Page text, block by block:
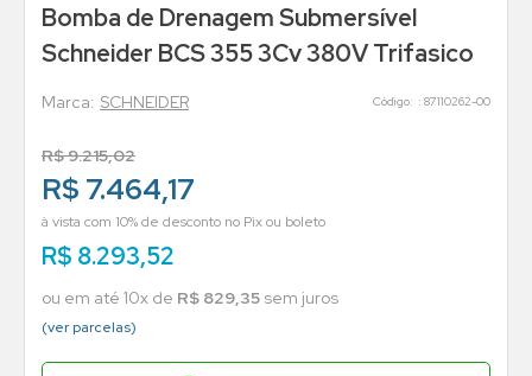
Bomba de Drenagem Submersível
Schneider BCS 355 3Cv 380V Trifasico
SCHNEIDER : 87110262-00
R$9.215,02
R$ 7.464,17
à vista com 10% de desconto no Pix ou boleto
R$ 8.293,52
ou em até 10x de R$ 829,35 sem juros
(ver parcelas)